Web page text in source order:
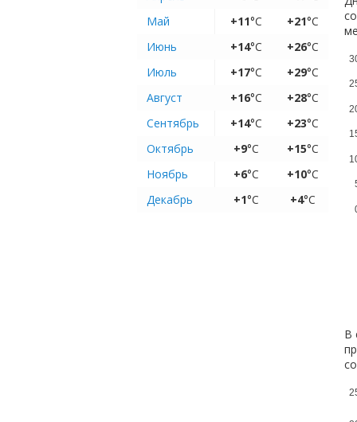
Май
+11°C +21°C
Июнь
+14°C +26°C
Июль
+17°C +29°C
Август
+16°C +28°C
Сентябрь
+14°C +23°C
Октябрь
+9°C +15°C
Ноябрь
+6°C +10°C
Декабрь
+1°C +4°C
В